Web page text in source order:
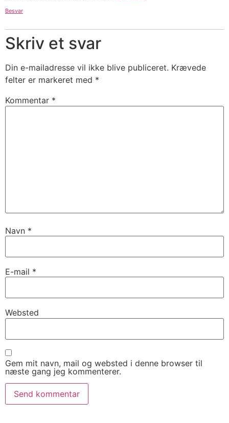
Besvar
Skriv et svar
Din e-mailadresse vil ikke blive publiceret. Krævede
felter er markeret med *
Kommentar *
Navn *
E-mail *
Websted
Gem mit navn, mail og websted i denne browser til
næste gang jeg kommenterer.